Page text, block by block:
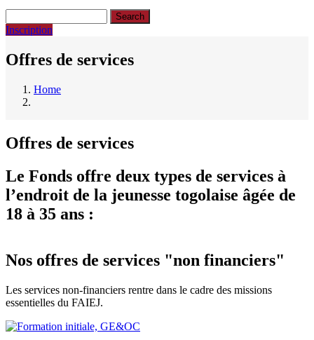
Inscription
Offres de services
Breadcrumb
Home
Offres de services
Le Fonds offre deux types de services à
l’endroit de la jeunesse togolaise âgée de
18 à 35 ans :
Nos offres de services "non financiers"
Les services non-financiers rentre dans le cadre des missions
essentielles du FAIEJ.